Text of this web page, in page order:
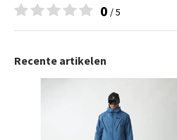
0 / 5
Recente artikelen